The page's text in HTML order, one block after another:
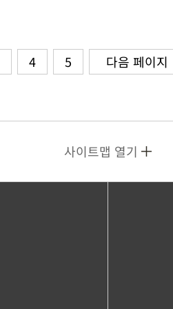
4 5 다음 페이지
사이트맵 열기